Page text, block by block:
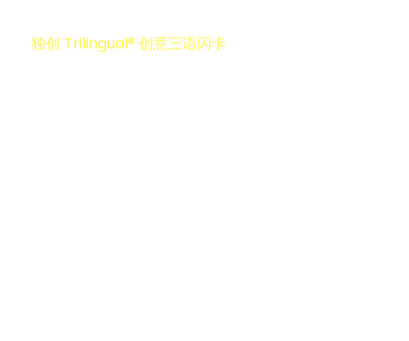
独创 Trilingual® 创意三语闪卡